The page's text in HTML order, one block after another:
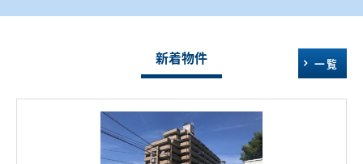
新着物件 一覧